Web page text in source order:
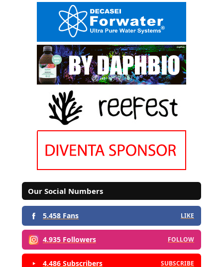
Our Social Numbers
5.458 Fans LIKE
4.935 Followers FOLLOW
4.486 Subscribers SUBSCRIBE